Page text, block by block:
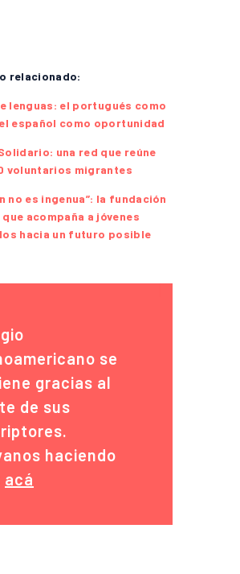
relacionado:
lenguas: el portugués como
español como oportunidad
una red que reúne
voluntarios migrantes
no es ingenua”: la fundación
acompaña a jóvenes
hacia un futuro posible
se
gracias al
de sus
haciendo
acá